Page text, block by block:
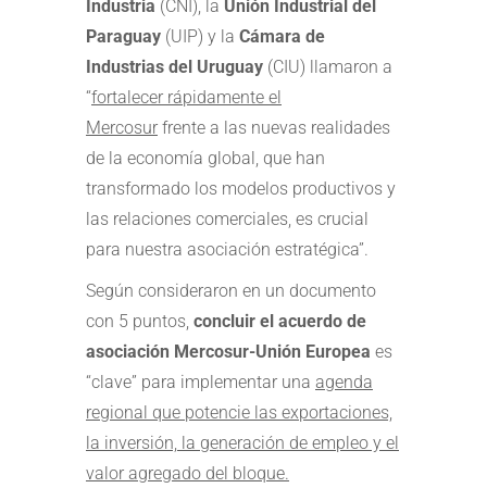
Industria (CNI), la Unión Industrial del
Paraguay (UIP) y la Cámara de
Industrias del Uruguay (CIU) llamaron a
“fortalecer rápidamente el
Mercosur frente a las nuevas realidades
de la economía global, que han
transformado los modelos productivos y
las relaciones comerciales, es crucial
para nuestra asociación estratégica”.
Según consideraron en un documento
con 5 puntos, concluir el acuerdo de
asociación Mercosur-Unión Europea es
“clave” para implementar una agenda
regional que potencie las exportaciones,
la inversión, la generación de empleo y el
valor agregado del bloque.